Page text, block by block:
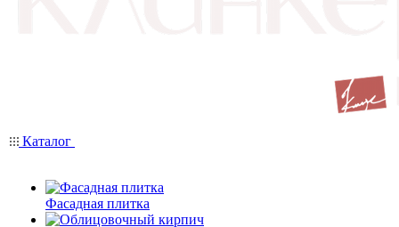
Каталог
Фасадная плитка